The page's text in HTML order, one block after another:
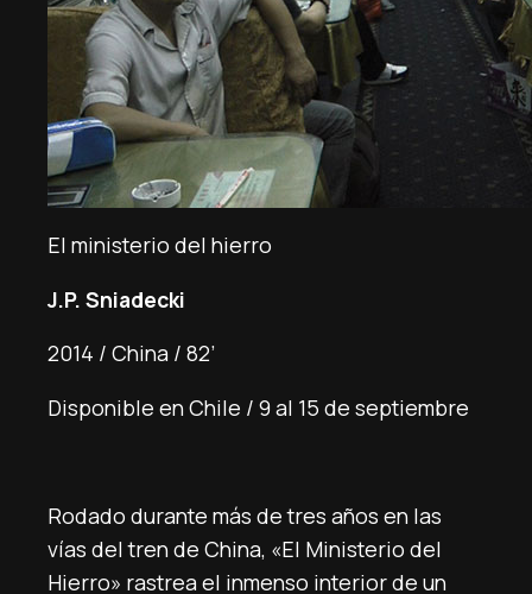
El ministerio del hierro
J.P. Sniadecki
2014 / China / 82’
Disponible en Chile / 9 al 15 de septiembre
Rodado durante más de tres años en las
vías del tren de China, «El Ministerio del
Hierro» rastrea el inmenso interior de un